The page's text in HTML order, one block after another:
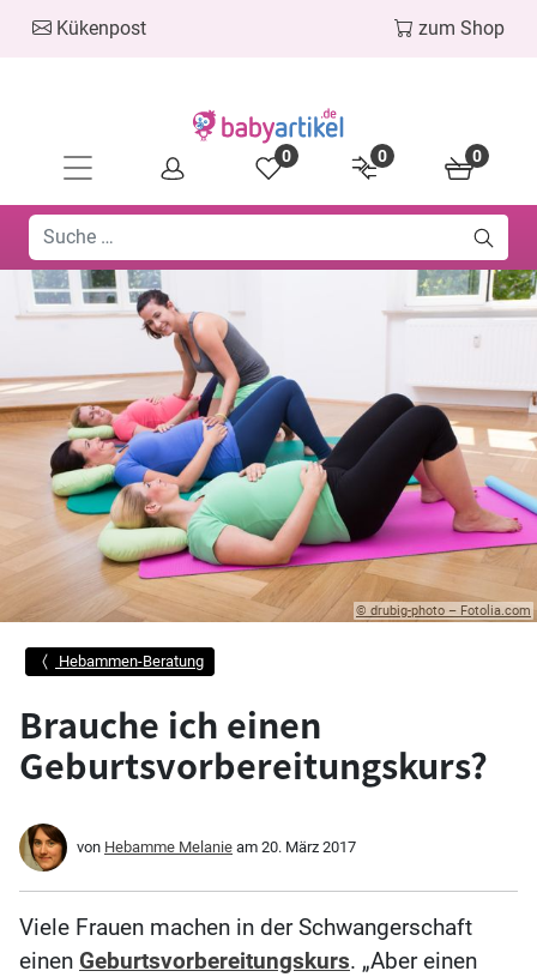
Kükenpost zum Shop
0
0
0
© drubig-photo – Fotolia.com
Hebammen-Beratung
Brauche ich einen
Geburtsvorbereitungskurs?
von Hebamme Melanie am 20. März 2017
Viele Frauen machen in der Schwangerschaft
einen Geburtsvorbereitungskurs. „Aber einen